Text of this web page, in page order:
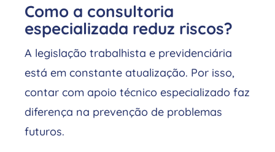
Como a consultoria
especializada reduz riscos?
A legislação trabalhista e previdenciária
está em constante atualização. Por isso,
contar com apoio técnico especializado faz
diferença na prevenção de problemas
futuros.